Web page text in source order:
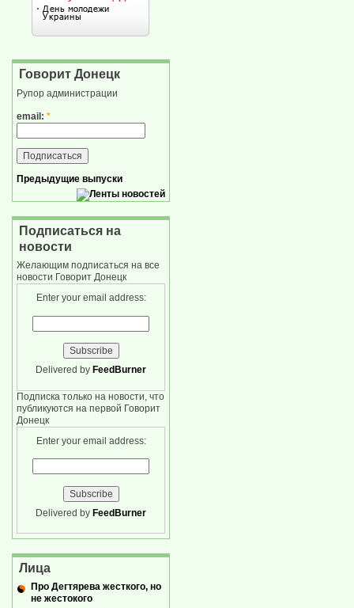
Говорит Донецк
Рупор администрации
email: *
Предыдущие выпуски
Подписаться на
новости
Желающим подписаться на все
новости Говорит Донецк
Enter your email address:
Delivered by FeedBurner
Подписка только на новости, что
публикуются на первой Говорит
Донецк
Enter your email address:
Delivered by FeedBurner
Лица
Про Дегтярева жесткого, но
не жестокого